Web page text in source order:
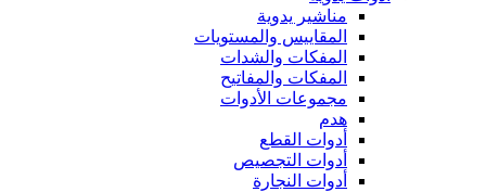
مناشير يدوية
المقاييس والمستويات
المفكات والشدات
المفكات والمفاتيح
مجموعات الأدوات
هدم
أدوات القطع
أدوات التجصيص
أدوات النجارة